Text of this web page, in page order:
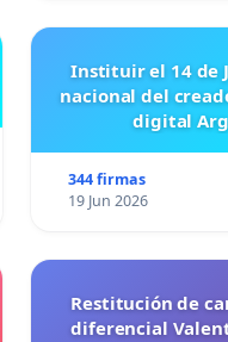
Instituir el 14 de
nacional del
digital
344 firmas
19 Jun 2026
Restitución de
diferencial